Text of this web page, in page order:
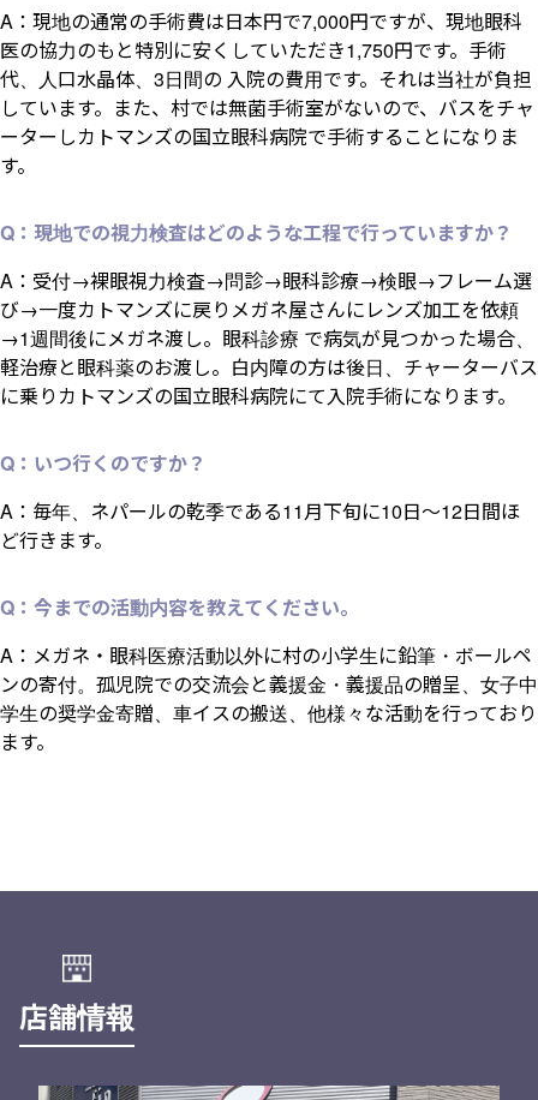
A：現地の通常の手術費は日本円で7,000円ですが、現地眼科
医の協力のもと特別に安くしていただき1,750円です。手術
代、人口水晶体、3日間の 入院の費用です。それは当社が負担
しています。また、村では無菌手術室がないので、バスをチャ
ーターしカトマンズの国立眼科病院で手術することになりま
す。
Q：現地での視力検査はどのような工程で行っていますか？
A：受付→裸眼視力検査→問診→眼科診療→検眼→フレーム選
び→一度カトマンズに戻りメガネ屋さんにレンズ加工を依頼
→1週間後にメガネ渡し。眼科診療 で病気が見つかった場合、
軽治療と眼科薬のお渡し。白内障の方は後日、チャーターバス
に乗りカトマンズの国立眼科病院にて入院手術になります。
Q：いつ行くのですか？
A：毎年、ネパールの乾季である11月下旬に10日～12日間ほ
ど行きます。
Q：今までの活動内容を教えてください。
A：メガネ・眼科医療活動以外に村の小学生に鉛筆・ボールペ
ンの寄付。孤児院での交流会と義援金・義援品の贈呈、女子中
学生の奨学金寄贈、車イスの搬送、他様々な活動を行っており
ます。
店舗情報